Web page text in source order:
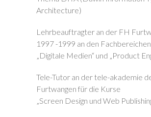
Architecture)
Lehrbeauftragter an der FH
1997 -1999 an den Fachbereichen
„Digitale Medien“ und „Product
Tele-Tutor an der tele-akademie
Furtwangen für die Kurse
„Screen Design und Web